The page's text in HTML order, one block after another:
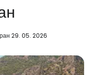
29. 05. 2026